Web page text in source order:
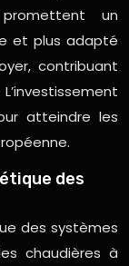
un
et plus adapté
contribuant
atteindre les
des
des systèmes
chaudières à